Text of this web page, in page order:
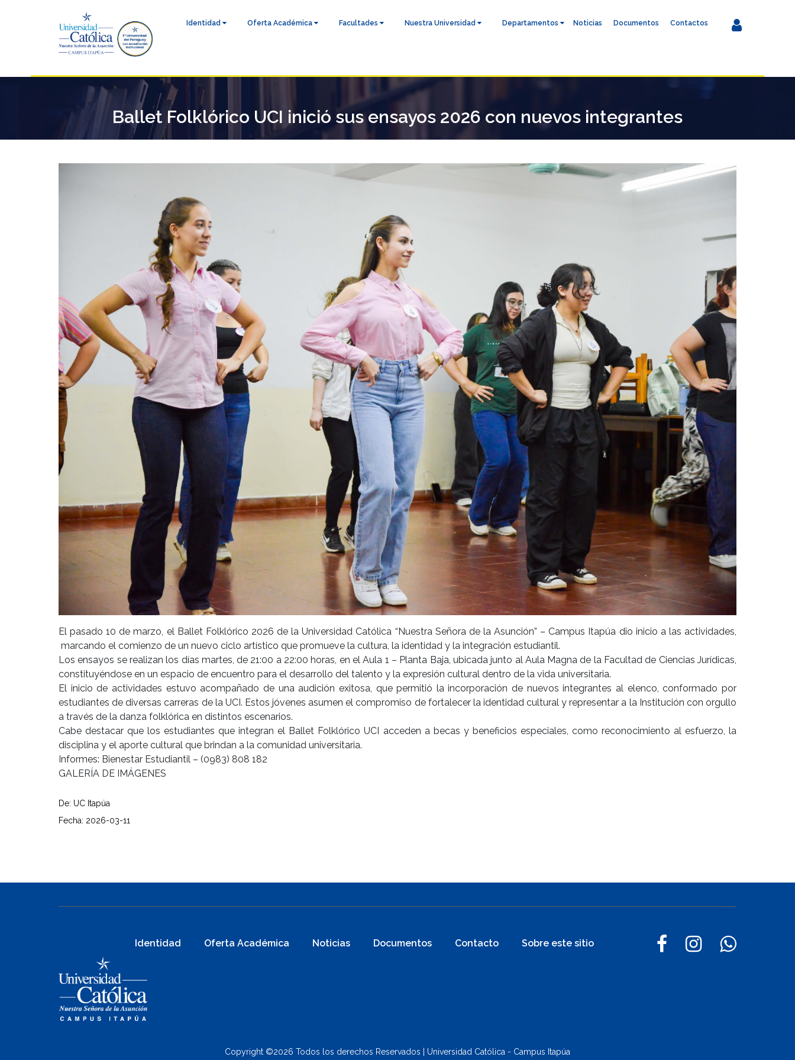
Identidad Oferta Académica Facultades Nuestra Universidad Departamentos Noticias Documentos Contactos
Ballet Folklórico UCI inició sus ensayos 2026 con nuevos integrantes
El pasado 10 de marzo, el Ballet Folklórico 2026 de la Universidad Católica “Nuestra Señora de la Asunción” – Campus Itapúa dio inicio a las actividades,
marcando el comienzo de un nuevo ciclo artístico que promueve la cultura, la identidad y la integración estudiantil.
Los ensayos se realizan los días martes, de 21:00 a 22:00 horas, en el Aula 1 – Planta Baja, ubicada junto al Aula Magna de la Facultad de Ciencias Jurídicas,
constituyéndose en un espacio de encuentro para el desarrollo del talento y la expresión cultural dentro de la vida universitaria.
El inicio de actividades estuvo acompañado de una audición exitosa, que permitió la incorporación de nuevos integrantes al elenco, conformado por
estudiantes de diversas carreras de la UCI. Estos jóvenes asumen el compromiso de fortalecer la identidad cultural y representar a la Institución con orgullo
a través de la danza folklórica en distintos escenarios.
Cabe destacar que los estudiantes que integran el Ballet Folklórico UCI acceden a becas y beneficios especiales, como reconocimiento al esfuerzo, la
disciplina y el aporte cultural que brindan a la comunidad universitaria.
Informes: Bienestar Estudiantil – (0983) 808 182
GALERÍA DE IMÁGENES
De: UC Itapúa
Fecha: 2026-03-11
Identidad Oferta Académica Noticias Documentos Contacto Sobre este sitio
Copyright ©2026 Todos los derechos Reservados | Universidad Católica - Campus Itapúa